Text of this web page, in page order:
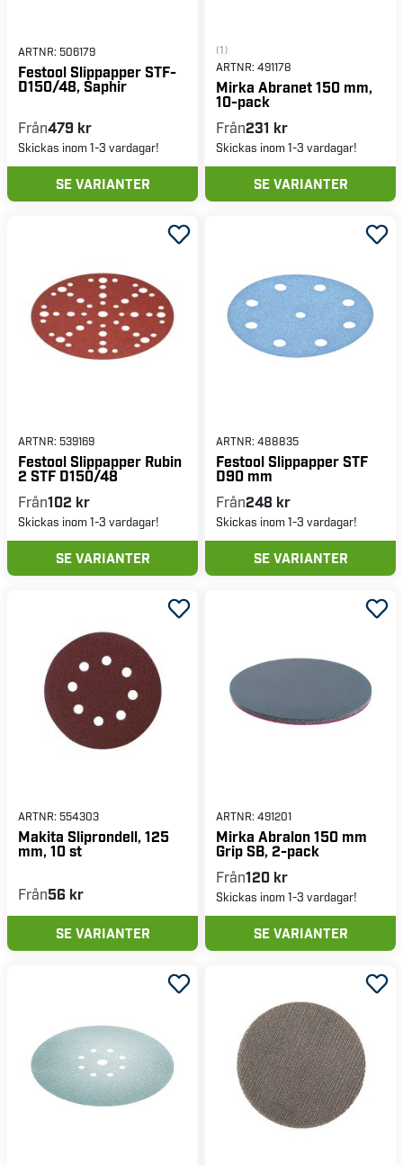
ARTNR: 506179
Festool Slippapper STF-
D150/48, Saphir
Från479 kr
Skickas inom 1-3 vardagar!
SE VARIANTER
(1)
ARTNR: 491178
Mirka Abranet 150 mm,
10-pack
Från231 kr
Skickas inom 1-3 vardagar!
SE VARIANTER
ARTNR: 539169
Festool Slippapper Rubin
2 STF D150/48
Från102 kr
Skickas inom 1-3 vardagar!
SE VARIANTER
ARTNR: 488835
Festool Slippapper STF
D90 mm
Från248 kr
Skickas inom 1-3 vardagar!
SE VARIANTER
ARTNR: 554303
Makita Sliprondell, 125
mm, 10 st
Från56 kr
SE VARIANTER
ARTNR: 491201
Mirka Abralon 150 mm
Grip SB, 2-pack
Från120 kr
Skickas inom 1-3 vardagar!
SE VARIANTER